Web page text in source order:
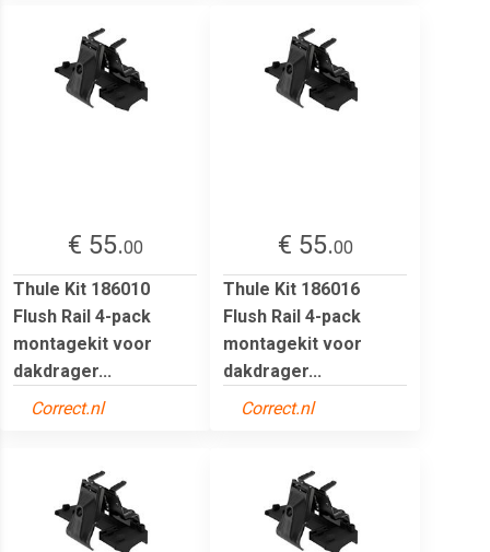
€ 55.00
Thule Kit 186010
Flush Rail 4-pack
montagekit voor
dakdrager...
Correct.nl
€ 55.00
Thule Kit 186016
Flush Rail 4-pack
montagekit voor
dakdrager...
Correct.nl